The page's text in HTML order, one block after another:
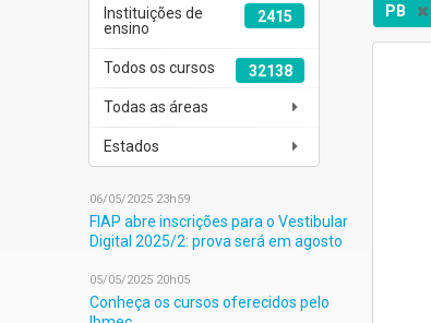
2415
Instituições de
ensino
32138
Todos os cursos
Todas as áreas
Estados
06/05/2025 23h59
FIAP abre inscrições para o Vestibular
Digital 2025/2: prova será em agosto
05/05/2025 20h05
Conheça os cursos oferecidos pelo
PB